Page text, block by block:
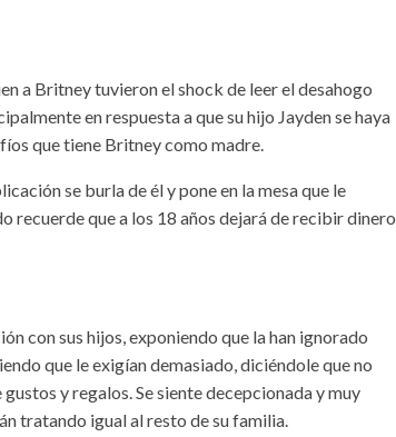
a Britney tuvieron el shock de leer el desahogo
en respuesta a que su hijo Jayden se haya
que tiene Britney como madre.
se burla de él y pone en la mesa que le
recuerde que a los 18 años dejará de recibir dinero
con sus hijos, exponiendo que la han ignorado
que le exigían demasiado, diciéndole que no
y regalos. Se siente decepcionada y muy
tratando igual al resto de su familia.